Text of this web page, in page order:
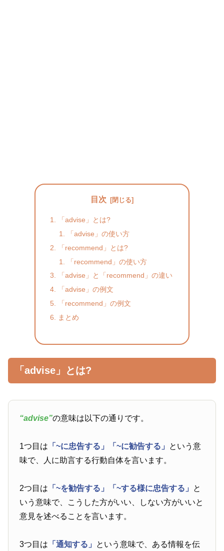
目次
「advise」とは?
「advise」の使い方
「recommend」とは?
「recommend」の使い方
「advise」と「recommend」の違い
「advise」の例文
「recommend」の例文
まとめ
「advise」とは?
“advise”の意味は以下の通りです。
1つ目は 「~に忠告する」 「~に勧告する」 という意
味で、人に助言する行動自体を言います。
2つ目は 「~を勧告する」 「~する様に忠告する」 と
いう意味で、こうした方がいい、しない方がいいと
意見を述べることを言います。
3つ目は 「通知する」 という意味で、ある情報を伝